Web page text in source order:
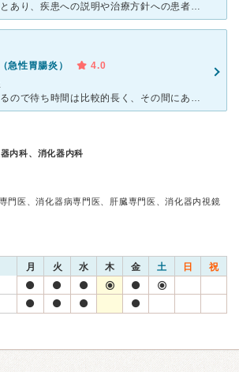
症状の問診がきちんとあり、疾患への説明や治療方針への患者参画がある病院だと思います。なかなかインフォームドコンセントを実践しているクリニックに出会わないため、なかなか良心的なクリニックであるかなと思い
急性胃腸炎）
4.0
いつも混み合っているので待ち時間は比較的長く、その間にあれこれ感染してしまうリスクはあるなあと思ってしまうのですが、良いお医者さんです。はきはきとした元気の良い女医さんで、さばさばと、でもとても丁寧で
内科、消化器内科
門医、消化器病専門医、肝臓専門医、消化器内視鏡
月 火 水 木 金 土 日 祝